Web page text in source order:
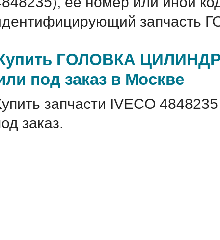
запчасть
ГОЛОВКА
под заказ в Москве
запчасти IVECO
заказ.